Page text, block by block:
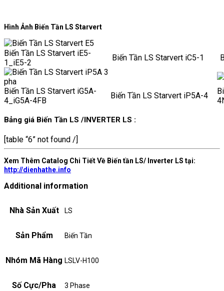
Hình Ảnh Biến Tần LS Starvert
Biến Tần LS Starvert iE5-
1_iE5-2
Biến Tần LS Starvert iC5-1
Biến Tần LS Starvert iG5A-
4_iG5A-4FB
Biến Tần LS Starvert iP5A-4
Bảng giá Biến Tần LS /INVERTER LS :
[table “6” not found /]
Xem Thêm Catalog Chi Tiết Về Biến tần LS/ Inverter LS tại:
http://dienhathe.info
Additional information
Nhà Sản Xuất LS
Sản Phẩm Biến Tần
Nhóm Mã Hàng LSLV-H100
Số Cực/Pha 3 Phase